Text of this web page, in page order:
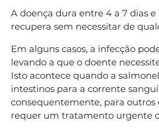
A doença dura entre 4 a 7 dias
recupera sem necessitar de
Em alguns casos, a infecção
levando a que o doente
Isto acontece quando a
intestinos para a corrente
consequentemente, para outros
requer um tratamento urgente